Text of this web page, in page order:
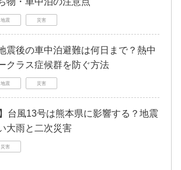
地震 災害
震後の車中泊避難は何日まで？熱中
クラス症候群を防ぐ方法
地震 災害
台風13号は熊本県に影響する？地震
大雨と二次災害
災害